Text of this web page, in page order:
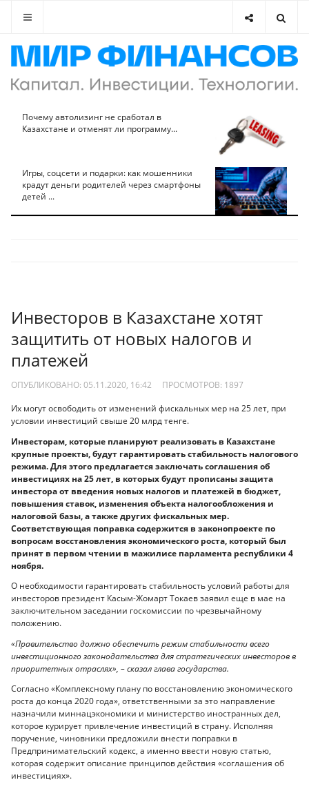
Почему автолизинг не сработал в
Казахстане и отменят ли программу...
Игры, соцсети и подарки: как мошенники
крадут деньги родителей через смартфоны
детей ...
Инвесторов в Казахстане хотят
защитить от новых налогов и
платежей
ОПУБЛИКОВАНО: 05.11.2020, 16:42 ПРОСМОТРОВ: 1897
Их могут освободить от изменений фискальных мер на 25 лет, при
условии инвестиций свыше 20 млрд тенге.
Инвесторам, которые планируют реализовать в Казахстане
крупные проекты, будут гарантировать стабильность налогового
режима. Для этого предлагается заключать соглашения об
инвестициях на 25 лет, в которых будут прописаны защита
инвестора от введения новых налогов и платежей в бюджет,
повышения ставок, изменения объекта налогообложения и
налоговой базы, а также других фискальных мер.
Соответствующая поправка содержится в законопроекте по
вопросам восстановления экономического роста, который был
принят в первом чтении в мажилисе парламента республики 4
ноября.
О необходимости гарантировать стабильность условий работы для
инвесторов президент Касым-Жомарт Токаев заявил еще в мае на
заключительном заседании госкомиссии по чрезвычайному
положению.
«Правительство должно обеспечить режим стабильности всего
инвестиционного законодательства для стратегических инвесторов в
приоритетных отраслях», – сказал глава государства.
Согласно «Комплексному плану по восстановлению экономического
роста до конца 2020 года», ответственными за это направление
назначили миннацэкономики и министерство иностранных дел,
которое курирует привлечение инвестиций в страну. Исполняя
поручение, чиновники предложили внести поправки в
Предпринимательский кодекс, а именно ввести новую статью,
которая содержит описание принципов действия «соглашения об
инвестициях».